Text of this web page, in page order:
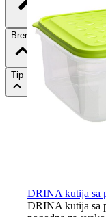
Brend
Tip
DRINA kutija sa
DRINA kutija sa